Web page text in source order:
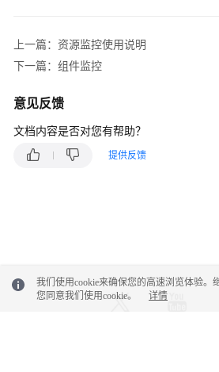
品
介
（1.0）
速
指
南
上一篇：资源监控使用说明
下一篇：组件监控
意见反馈
文档内容是否对您有帮助？
提供反馈
我们使用cookie来确保您的高速浏览体验。
您同意我们使用cookie。
详情